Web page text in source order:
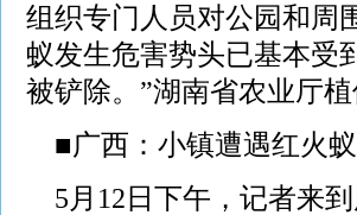
组织专门人员对公园和周
蚁发生危害势头已基本受
被铲除。”湖南省农业厅
■广西：小镇遭遇红火
5月12日下午，记者来